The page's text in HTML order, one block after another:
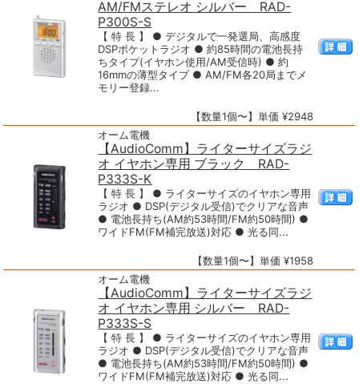
AM/FMステレオ シルバー RAD-
P300S-S
【 特 長 】 ● デジタルで一発選局、高感度
DSPポケットラジオ ● 約85時間の電池長持
ちタイプ(イヤホン使用/AM受信時) ● 約
16mmの薄型タイプ ● AM/FM各20局までメ
モリー登録...
【数量1個〜】単価 ¥2948
オーム電機
【AudioComm】ライターサイズラジ
オ イヤホン専用 ブラック RAD-
P333S-K
【 特 長 】 ● ライターサイズのイヤホン専用
ラジオ ● DSP(デジタル受信)でクリアな音声
● 電池長持ち(AM約53時間/FM約50時間) ●
ワイドFM(FM補完放送)対応 ● 光る同...
【数量1個〜】単価 ¥1958
オーム電機
【AudioComm】ライターサイズラジ
オ イヤホン専用 シルバー RAD-
P333S-S
【 特 長 】 ● ライターサイズのイヤホン専用
ラジオ ● DSP(デジタル受信)でクリアな音声
● 電池長持ち(AM約53時間/FM約50時間) ●
ワイドFM(FM補完放送)対応 ● 光る同...